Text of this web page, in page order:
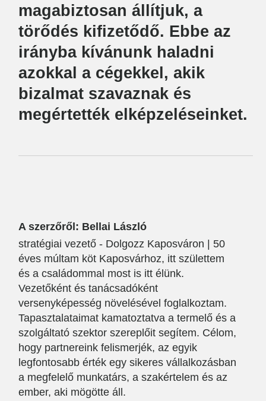
magabiztosan állítjuk, a
törődés kifizetődő. Ebbe az
irányba kívánunk haladni
azokkal a cégekkel, akik
bizalmat szavaznak és
megértették elképzeléseinket.
A szerzőről: Bellai László
stratégiai vezető - Dolgozz Kaposváron | 50
éves múltam köt Kaposvárhoz, itt születtem
és a családommal most is itt élünk.
Vezetőként és tanácsadóként
versenyképesség növelésével foglalkoztam.
Tapasztalataimat kamatoztatva a termelő és a
szolgáltató szektor szereplőit segítem. Célom,
hogy partnereink felismerjék, az egyik
legfontosabb érték egy sikeres vállalkozásban
a megfelelő munkatárs, a szakértelem és az
ember, aki mögötte áll.